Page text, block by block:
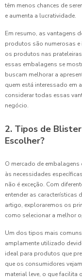
têm menos chances de
e aumenta a lucratividade.
Em resumo, as vantagens
produtos são numerosas e
os produtos nas
essas embalagens se
buscam melhorar a
quem está interessado em
considerar todas essas
negócio.
2. Tipos de
Escolher?
O mercado de embalagens
às necessidades
não é exceção. Com
entender as características
artigo, exploraremos os
como selecionar a melhor
Um dos tipos mais
amplamente utilizado
ideal para produtos que
que os consumidores
material leve, o que facilita